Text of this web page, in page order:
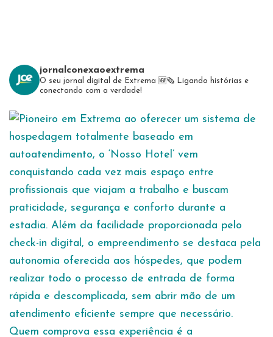
jornalconexaoextrema
O seu jornal digital de Extrema 🆕️🗞 Ligando histórias e
conectando com a verdade!